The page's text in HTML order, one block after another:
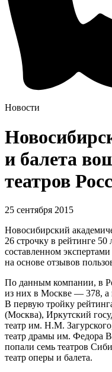
Новости
и балета
театров
25 сентября 2015
Новосибирский
26 строчку в рейтинге
составленном
на основе отзывов
По данным компании, в
из них в Москве — 378, а
В первую тройку
(Москва), Иркутский
театр им. Н.М.
театр драмы им. Федора
попали семь театров
театр оперы и балета.